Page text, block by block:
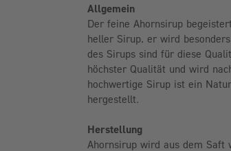
Allgemein
Der feine Ahornsirup
heller Sirup, er wird
des Sirups sind für diese
höchster Qualität und wird
hochwertige Sirup ist ein
hergestellt.
Herstellung
Ahornsirup wird aus dem Saft